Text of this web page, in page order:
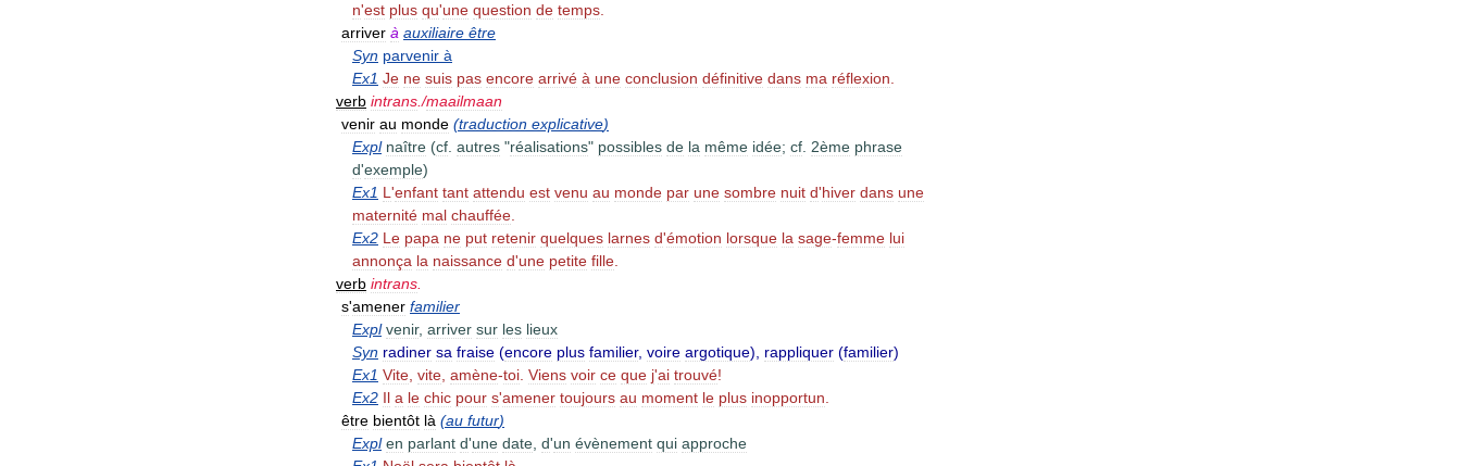
n'est plus qu'une question de temps
arriver à auxiliaire être
Syn parvenir à
Ex1 Je ne suis pas encore arrivé à une conclusion définitive dans ma réflexion
verb intrans./maailmaan
venir au monde (traduction explicative)
Expl naître (cf autres "réalisations" possibles de la même idée; cf 2ème phrase
d'exemple)
Ex1 L 'enfant tant attendu est venu au monde par une sombre nuit d'hiver dans une
maternité mal chauffée
Ex2 Le papa ne put retenir quelques larnes d'émotion lorsque la sage-femme lui
annonça la naissance d'une petite fille
verb intrans
s'amener familier
Expl venir, arriver sur les lieux
Syn radiner sa fraise (encore plus familier, voire argotique), rappliquer (familier)
Ex1 Vite vite amène-toi Viens voir ce que j'ai trouvé!
Ex2 Il a le chic pour s'amener toujours au moment le plus inopportun
être bientôt là (au futur)
Expl en parlant d'une date d'un évènement qui approche